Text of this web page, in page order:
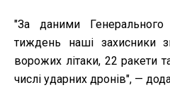
"За даними
тиждень наші захисники
ворожих літаки, 22 ракети
числі ударних дронів", —